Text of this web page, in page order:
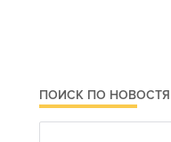
ПОИСК ПО